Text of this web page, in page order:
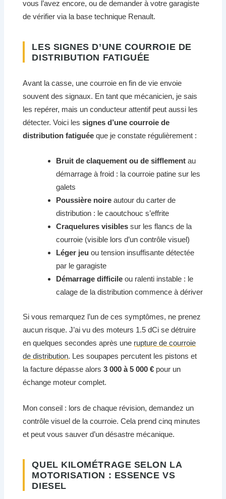
vous l’avez encore, ou de demander à votre garagiste
de vérifier via la base technique Renault.
LES SIGNES D’UNE COURROIE DE
DISTRIBUTION FATIGUÉE
Avant la casse, une courroie en fin de vie envoie
souvent des signaux. En tant que mécanicien, je sais
les repérer, mais un conducteur attentif peut aussi les
détecter. Voici lessignes d’une courroie de
distribution fatiguée que je constate régulièrement :
Bruit de claquement ou de sifflement au
démarrage à froid : la courroie patine sur les
galets
Poussière noire autour du carter de
distribution : le caoutchouc s’effrite
Craquelures visibles sur les flancs de la
courroie (visible lors d’un contrôle visuel)
Léger jeu ou tension insuffisante détectée
par le garagiste
Démarrage difficile ou ralenti instable : le
calage de la distribution commence à dériver
Si vous remarquez l’un de ces symptômes, ne prenez
aucun risque. J’ai vu des moteurs 1.5 dCi se détruire
en quelques secondes après une rupture de courroie
de distribution. Les soupapes percutent les pistons et
la facture dépasse alors3 000 à 5 000 € pour un
échange moteur complet.
Mon conseil : lors de chaque révision, demandez un
contrôle visuel de la courroie. Cela prend cinq minutes
et peut vous sauver d’un désastre mécanique.
QUEL KILOMÉTRAGE SELON LA
MOTORISATION : ESSENCE VS
DIESEL